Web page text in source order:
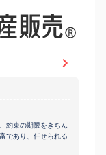
約束の期限をきちん
であり、任せられる